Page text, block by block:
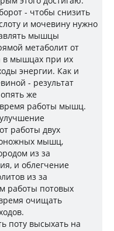
- чтобы снизить
и мочевину нужно
мышцы
метаболит от
в мышцах при их
энергии. Как и
- результат
же
работы мышц.
работы двух
мышц,
из за
и облегчение
из за
работы потовых
очищать
поту высыхать на